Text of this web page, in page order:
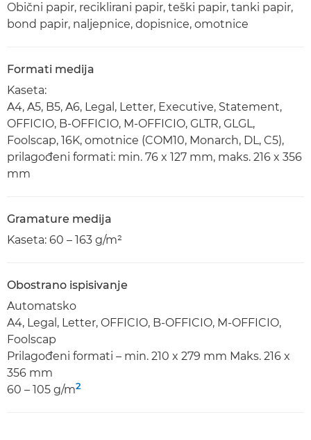
Obični papir, reciklirani papir, teški papir, tanki papir,
bond papir, naljepnice, dopisnice, omotnice
Formati medija
Kaseta:
A4, A5, B5, A6, Legal, Letter, Executive, Statement,
OFFICIO, B-OFFICIO, M-OFFICIO, GLTR, GLGL,
Foolscap, 16K, omotnice (COM10, Monarch, DL, C5),
prilagođeni formati: min. 76 x 127 mm, maks. 216 x 356
mm
Gramature medija
Kaseta: 60 – 163 g/m²
Obostrano ispisivanje
Automatsko
A4, Legal, Letter, OFFICIO, B-OFFICIO, M-OFFICIO,
Foolscap
Prilagođeni formati – min. 210 x 279 mm Maks. 216 x
356 mm
60 – 105 g/m2